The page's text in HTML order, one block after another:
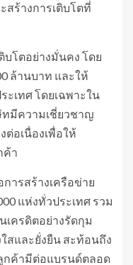
ร้างการเติบโตที่
บโตอย่างมั่นคง โดย
ล้านบาท และให้
ะเทศ โดยเฉพาะใน
มีความเชี่ยวชาญ
อเนื่องเพื่อให้
ค้า
ารสร้างเครือข่าย
แห่งทั่วประเทศ รวม
เครดิตอย่างรัดกุม
สและยั่งยืน สะท้อนถึง
กค้ามีต่อแบรนด์ตลอด